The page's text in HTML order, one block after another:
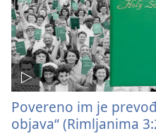
Povereno im je
objava“ (Rimljanima